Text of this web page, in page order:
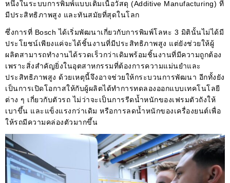
หนึ่งในระบบการพิมพ์แบบเติมเนื้อวัสดุ (Additive Manufacturing) ที่
มีประสิทธิภาพสูง และทันสมัยที่สุดในโลก
ซึ่งการที่ Bosch ได้เริ่มพัฒนาเกี่ยวกับการพิมพ์โลหะ 3 มิตินั้นไม่ได้มี
ประโยชน์เพียงแค่จะได้ชิ้นงานที่มีประสิทธิภาพสูง แต่ยังช่วยให้ผู้
ผลิตสามารถทำงานได้รวดเร็วกว่าเดิมพร้อมชิ้นงานที่มีความถูกต้อง
เพราะสิ่งสำคัญยิ่งในอุตสาหกรรมที่ต้องการความแม่นยำและ
ประสิทธิภาพสูง ด้วยเหตุนี้จึงอาจช่วยให้กระบวนการพัฒนา อีกทั้งยัง
เป็นการเปิดโอกาสให้กับผู้ผลิตได้ทำการทดลองออกแบบเทคโนโลยี
ต่าง ๆ เกี่ยวกับตัวรถ ไม่ว่าจะเป็นการรีดน้ำหนักของเฟรมตัวถังให้
เบาขึ้น และแข็งแรงกว่าเดิม หรือการลดน้ำหนักของเครื่องยนต์เพื่อ
ให้รถมีความคล่องตัวมากขึ้น